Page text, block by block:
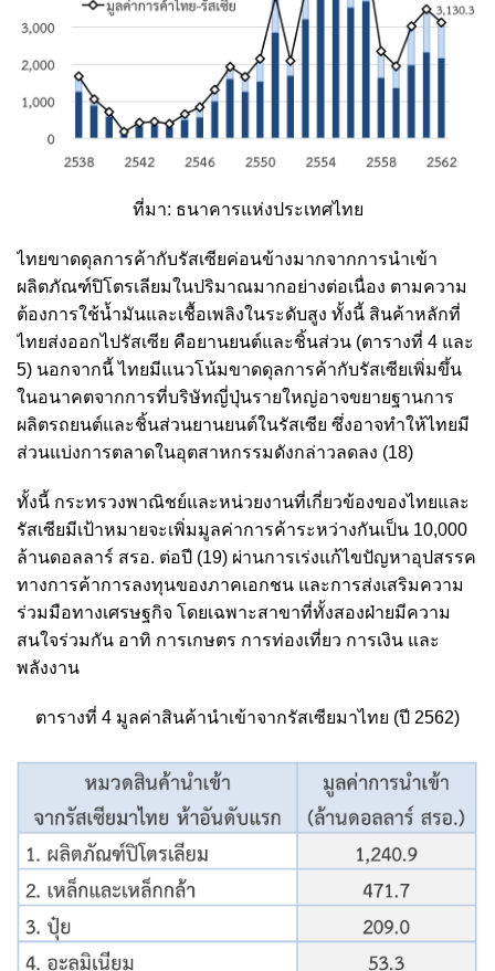
ที่มา: ธนาคารแห่งประเทศไทย
ไทยขาดดุลการค้ากับรัสเซียค่อนข้างมากจากการนำเข้า
ผลิตภัณฑ์ปิโตรเลียมในปริมาณมากอย่างต่อเนื่อง ตามความ
ต้องการใช้น้ำมันและเชื้อเพลิงในระดับสูง ทั้งนี้ สินค้าหลักที่
ไทยส่งออกไปรัสเซีย คือยานยนต์และชิ้นส่วน (ตารางที่ 4 และ
5) นอกจากนี้ ไทยมีแนวโน้มขาดดุลการค้ากับรัสเซียเพิ่มขึ้น
ในอนาคตจากการที่บริษัทญี่ปุ่นรายใหญ่อาจขยายฐานการ
ผลิตรถยนต์และชิ้นส่วนยานยนต์ในรัสเซีย ซึ่งอาจทำให้ไทยมี
ส่วนแบ่งการตลาดในอุตสาหกรรมดังกล่าวลดลง (18)
ทั้งนี้ กระทรวงพาณิชย์และหน่วยงานที่เกี่ยวข้องของไทยและ
รัสเซียมีเป้าหมายจะเพิ่มมูลค่าการค้าระหว่างกันเป็น 10,000
ล้านดอลลาร์ สรอ. ต่อปี (19) ผ่านการเร่งแก้ไขปัญหาอุปสรรค
ทางการค้าการลงทุนของภาคเอกชน และการส่งเสริมความ
ร่วมมือทางเศรษฐกิจ โดยเฉพาะสาขาที่ทั้งสองฝ่ายมีความ
สนใจร่วมกัน อาทิ การเกษตร การท่องเที่ยว การเงิน และ
พลังงาน
ตารางที่ 4 มูลค่าสินค้านำเข้าจากรัสเซียมาไทย (ปี 2562)